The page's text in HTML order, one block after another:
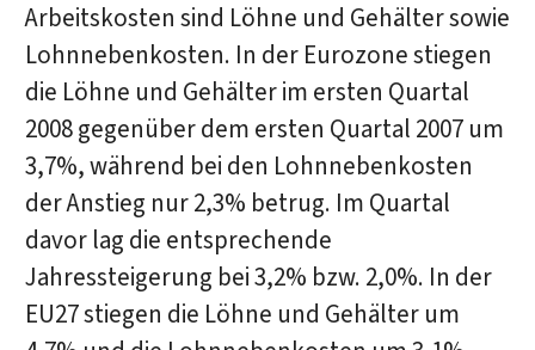
Arbeitskosten sind Löhne und Gehälter sowie
Lohnnebenkosten. In der Eurozone stiegen
die Löhne und Gehälter im ersten Quartal
2008 gegenüber dem ersten Quartal 2007 um
3,7%, während bei den Lohnnebenkosten
der Anstieg nur 2,3% betrug. Im Quartal
davor lag die entsprechende
Jahressteigerung bei 3,2% bzw. 2,0%. In der
EU27 stiegen die Löhne und Gehälter um